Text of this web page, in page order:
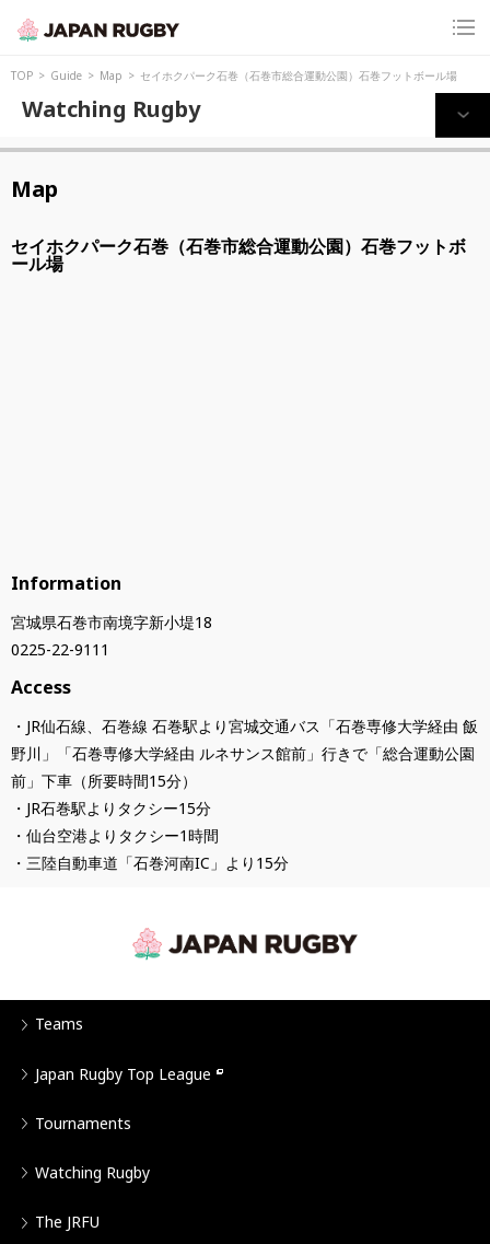
TOP Guide Map セイホクパーク石巻（石巻市総合運動公園）石巻フットボール場
Watching Rugby
Map
セイホクパーク石巻（石巻市総合運動公園）石巻フットボ
ール場
Information
宮城県石巻市南境字新小堤18
0225-22-9111
Access
・JR仙石線、石巻線 石巻駅より宮城交通バス「石巻専修大学経由 飯
野川」「石巻専修大学経由 ルネサンス館前」行きで「総合運動公園
前」下車（所要時間15分）
・JR石巻駅よりタクシー15分
・仙台空港よりタクシー1時間
・三陸自動車道「石巻河南IC」より15分
Teams
Japan Rugby Top League
Tournaments
Watching Rugby
The JRFU